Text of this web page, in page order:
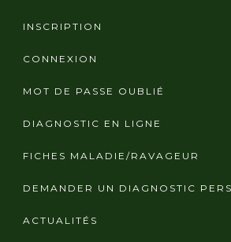
INSCRIPTION
CONNEXION
MOT DE PASSE OUBLIÉ
DIAGNOSTIC EN LIGNE
FICHES MALADIE/RAVAGEUR
DEMANDER UN DIAGNOSTIC
ACTUALITÉS